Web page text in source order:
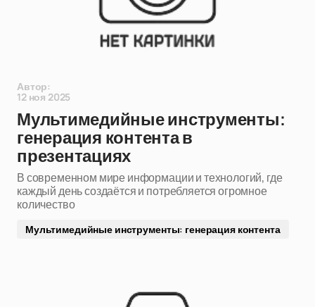
Автор:
12 ноя 2025
Мультимедийные инструменты:
генерация контента в
презентациях
В современном мире информации и технологий, где
каждый день создаётся и потребляется огромное
количество
Мультимедийные инструменты: генерация контента